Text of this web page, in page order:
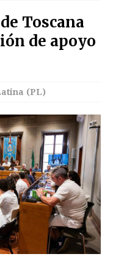
Toscana
de apoyo
(PL)